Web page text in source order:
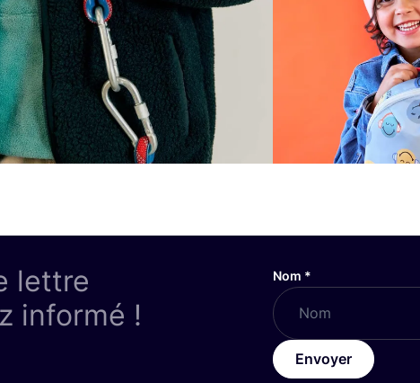
lettre
informé !
Nom *
Envoyer